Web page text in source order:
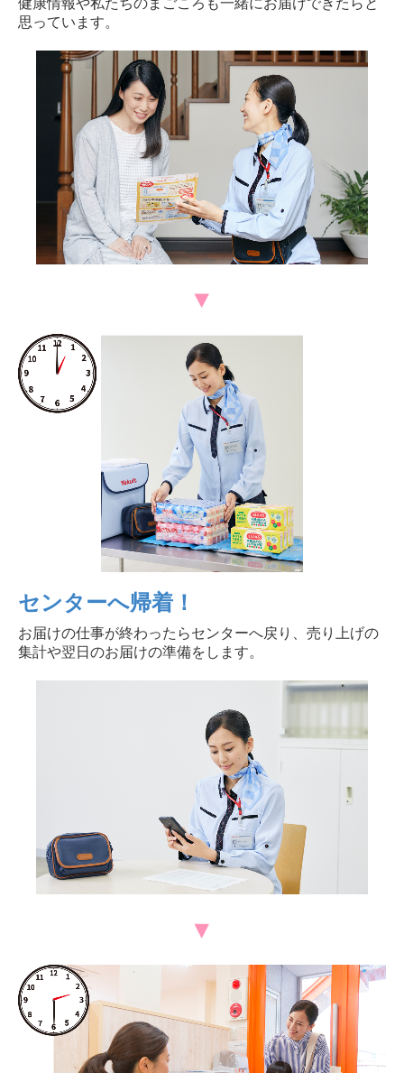
健康情報や私たちのまごころも一緒にお届けできたらと
思っています。
センターへ帰着！
お届けの仕事が終わったらセンターへ戻り、売り上げの
集計や翌日のお届けの準備をします。